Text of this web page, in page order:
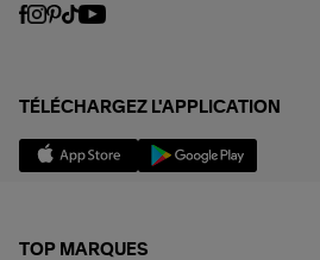
TÉLÉCHARGEZ L'APPLICATION
TOP MARQUES